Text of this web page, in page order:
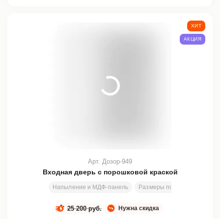
Входная дверь с порошковой краской
Напыление и МДФ-панель Размеры под заказ
Арт. Дозор-949
Нужна скидка
25 200 руб.
ХИТ
АКЦИЯ